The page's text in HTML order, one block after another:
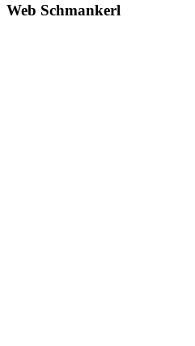
Web Schmankerl